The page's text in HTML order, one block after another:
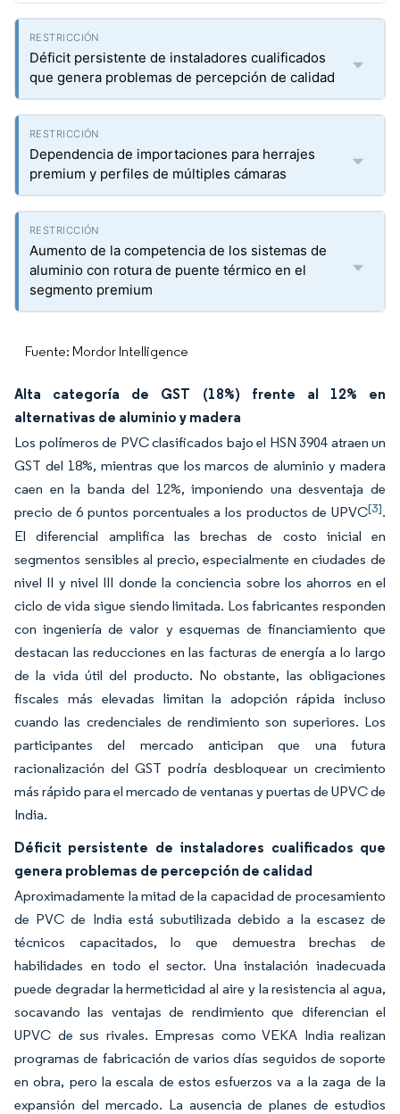
Déficit persistente de instaladores cualificados
que genera problemas de percepción de calidad
Dependencia de importaciones para herrajes
premium y perfiles de múltiples cámaras
Aumento de la competencia de los sistemas de
aluminio con rotura de puente térmico en el
segmento premium
Fuente: Mordor Intelligence
Alta categoría de GST (18%) frente al 12% en
alternativas de aluminio y madera
Los polímeros de PVC clasificados bajo el HSN 3904 atraen un
GST del 18%, mientras que los marcos de aluminio y madera
caen en la banda del 12%, imponiendo una desventaja de
precio de 6 puntos porcentuales a los productos de UPVC[3].
El diferencial amplifica las brechas de costo inicial en
segmentos sensibles al precio, especialmente en ciudades de
nivel II y nivel III donde la conciencia sobre los ahorros en el
ciclo de vida sigue siendo limitada. Los fabricantes responden
con ingeniería de valor y esquemas de financiamiento que
destacan las reducciones en las facturas de energía a lo largo
de la vida útil del producto. No obstante, las obligaciones
fiscales más elevadas limitan la adopción rápida incluso
cuando las credenciales de rendimiento son superiores. Los
participantes del mercado anticipan que una futura
racionalización del GST podría desbloquear un crecimiento
más rápido para el mercado de ventanas y puertas de UPVC de
India.
Déficit persistente de instaladores cualificados que
genera problemas de percepción de calidad
Aproximadamente la mitad de la capacidad de procesamiento
de PVC de India está subutilizada debido a la escasez de
técnicos capacitados, lo que demuestra brechas de
habilidades en todo el sector. Una instalación inadecuada
puede degradar la hermeticidad al aire y la resistencia al agua,
socavando las ventajas de rendimiento que diferencian el
UPVC de sus rivales. Empresas como VEKA India realizan
programas de fabricación de varios días seguidos de soporte
en obra, pero la escala de estos esfuerzos va a la zaga de la
expansión del mercado. La ausencia de planes de estudios